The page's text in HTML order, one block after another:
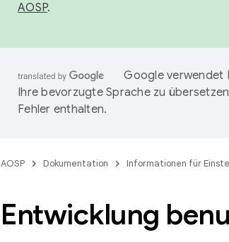
AOSP.
Google verwendet
Ihre bevorzugte Sprache zu
Fehler enthalten.
AOSP Dokumentation Informationen für
Entwicklung